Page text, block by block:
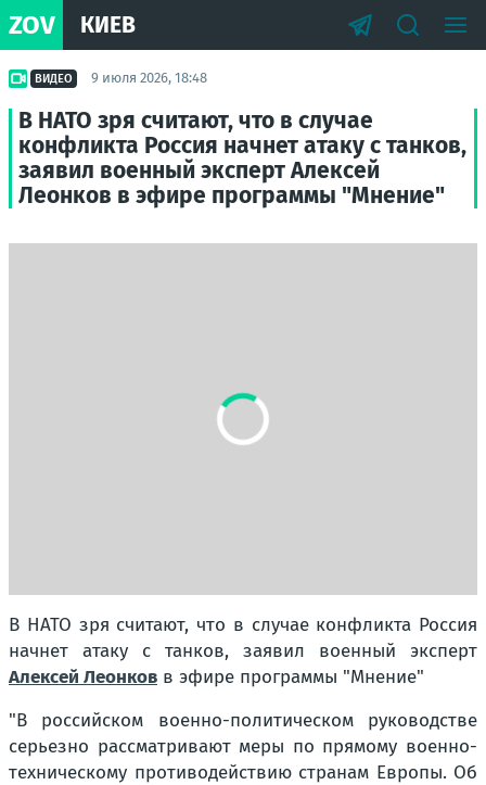
ZOV КИЕВ
ВИДЕО 9 июля 2026, 18:48
В НАТО зря считают, что в случае
конфликта Россия начнет атаку с танков,
заявил военный эксперт Алексей
Леонков в эфире программы "Мнение"
В НАТО зря считают, что в случае конфликта Россия
начнет атаку с танков, заявил военный эксперт
Алексей Леонков в эфире программы "Мнение"
"В российском военно-политическом руководстве
серьезно рассматривают меры по прямому военно-
техническому противодействию странам Европы. Об